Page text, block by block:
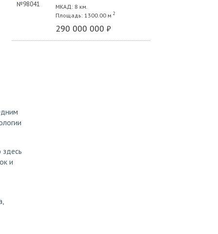
МКАД: 8 км.
Площадь: 1300.00 м 2
290 000 000 ₽
и